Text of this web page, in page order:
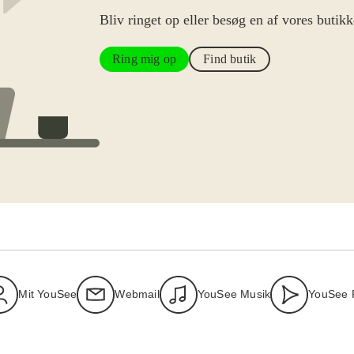
Bliv ringet op eller besøg en af vores
Ring mig op Find butik
Mit YouSee Webmail YouSee Musik YouSee